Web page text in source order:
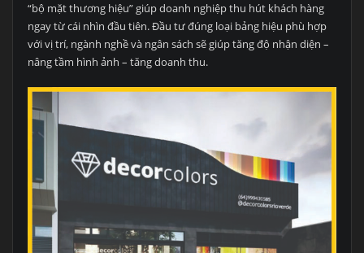
“bộ mặt thương hiệu” giúp doanh nghiệp thu hút khách hàng
ngay từ cái nhìn đầu tiên. Đầu tư đúng loại bảng hiệu phù hợp
với vị trí, ngành nghề và ngân sách sẽ giúp tăng độ nhận diện –
nâng tầm hình ảnh – tăng doanh thu.